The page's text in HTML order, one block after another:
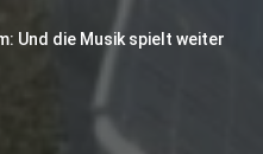
Und die Musik spielt weiter